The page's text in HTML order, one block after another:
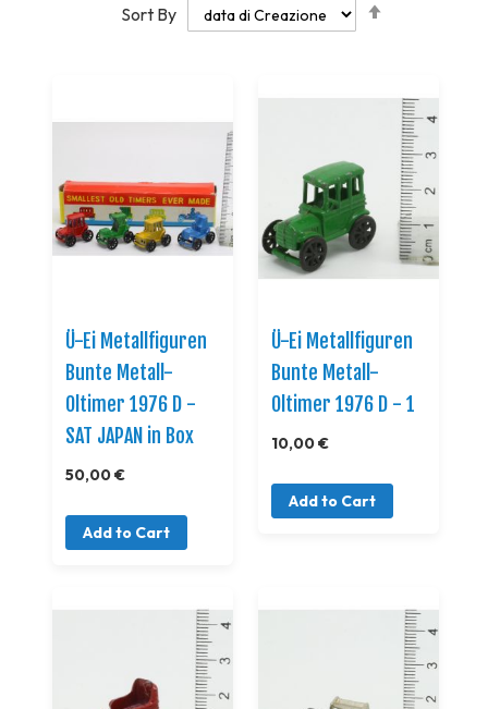
Sort By
Ü-Ei Metallfiguren
Bunte Metall-
Oltimer 1976 D -
SAT JAPAN in Box
50,00 €
Add to Cart
Ü-Ei Metallfiguren
Bunte Metall-
Oltimer 1976 D - 1
10,00 €
Add to Cart